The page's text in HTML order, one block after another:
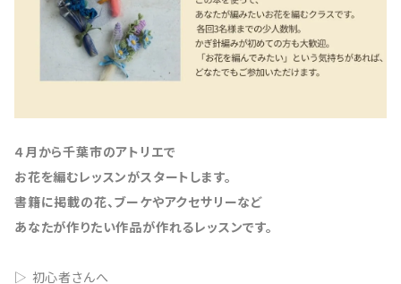
４月から千葉市のアトリエで
お花を編むレッスンがスタートします。
書籍に掲載の花、ブーケやアクセサリーなど
あなたが作りたい作品が作れるレッスンです。
▷ 初心者さんへ